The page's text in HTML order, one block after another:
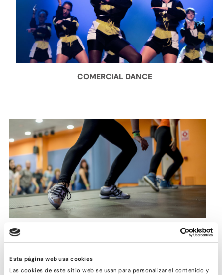
Esta página web usa cookies
Las cookies de este sitio web se usan para personalizar el contenido y
COMERCIAL DANCE